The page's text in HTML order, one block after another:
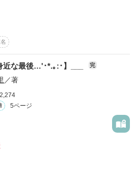
！
…！
近な最後…'･*.｡:･】___ 完
／著
5ページ
ね。